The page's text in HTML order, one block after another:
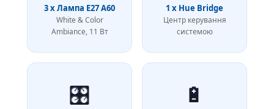
3 x Лампа E27 A60
White & Color
Ambiance, 11 Вт
1 x Hue Bridge
Центр керування
системою
🎛 🔋